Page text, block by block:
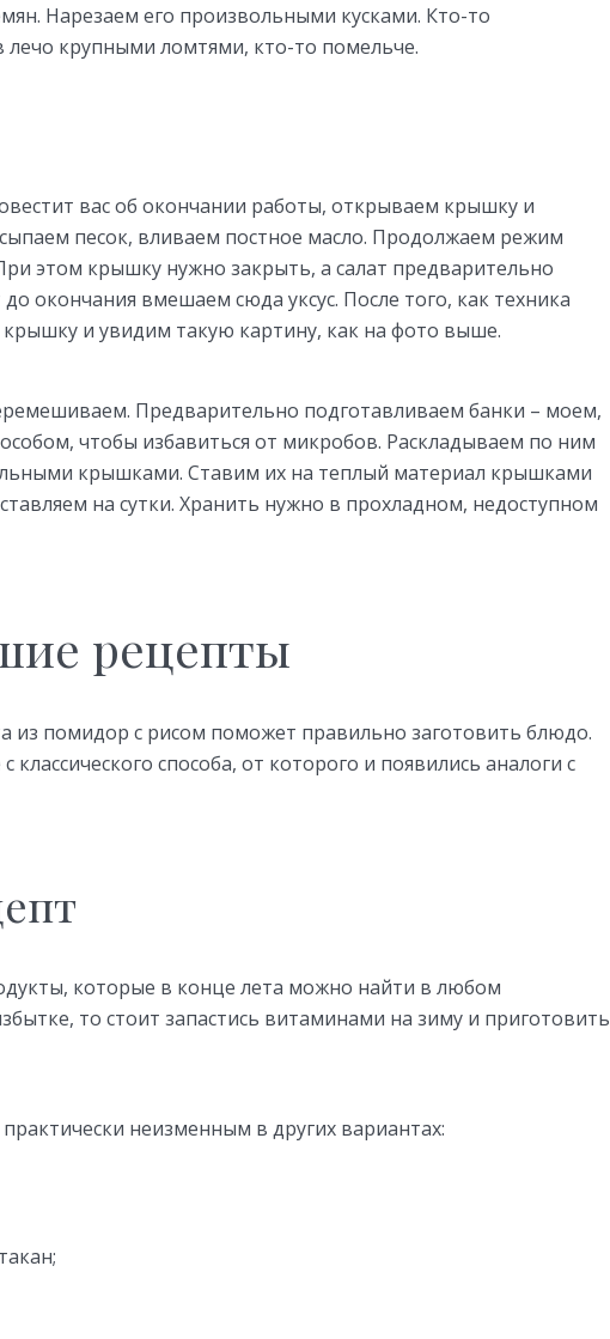
Нарезаем его произвольными кусками. Кто-то
лечо крупными ломтями, кто-то помельче.
вас об окончании работы, открываем крышку и
песок, вливаем постное масло. Продолжаем режим
этом крышку нужно закрыть, а салат предварительно
окончания вмешаем сюда уксус. После того, как техника
и увидим такую картину, как на фото выше.
Предварительно подготавливаем банки – моем,
чтобы избавиться от микробов. Раскладываем по ним
крышками. Ставим их на теплый материал крышками
на сутки. Хранить нужно в прохладном, недоступном
рецепты
из помидор с рисом поможет правильно заготовить блюдо.
классического способа, от которого и появились аналоги с
которые в конце лета можно найти в любом
то стоит запастись витаминами на зиму и приготовить
неизменным в других вариантах: